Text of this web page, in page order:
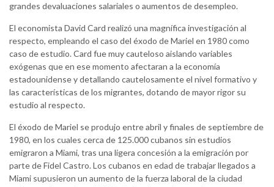
grandes devaluaciones salariales o aumentos de desempleo.
El economista David Card realizó una magnífica investigación al
respecto, empleando el caso del éxodo de Mariel en 1980 como
caso de estudio. Card fue muy cauteloso aislando variables
exógenas que en ese momento afectaran a la economía
estadounidense y detallando cautelosamente el nivel formativo y
las características de los migrantes, dotando de mayor rigor su
estudio al respecto.
El éxodo de Mariel se produjo entre abril y finales de septiembre de
1980, en los cuales cerca de 125.000 cubanos sin estudios
emigraron a Miami, tras una ligera concesión a la emigración por
parte de Fidel Castro. Los cubanos en edad de trabajar llegados a
Miami supusieron un aumento de la fuerza laboral de la ciudad